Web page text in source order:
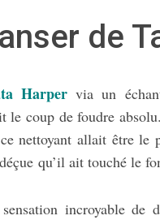
de
Harper via un
le coup de foudre
nettoyant allait être
qu’il ait touché le
incroyable de